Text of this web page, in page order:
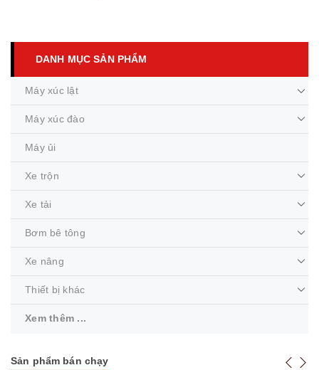
DANH MỤC SẢN PHẨM
Máy xúc lật
Máy xúc đào
Máy ủi
Xe trộn
Xe tải
Bơm bê tông
Xe nâng
Thiết bị khác
Xem thêm ...
Sản phẩm bán chạy